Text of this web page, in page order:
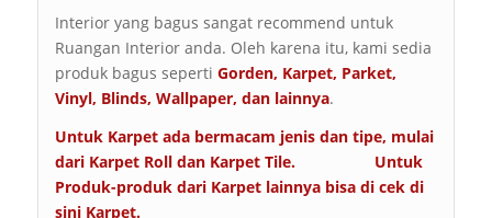
Interior yang bagus sangat recommend untuk
Ruangan Interior anda. Oleh karena itu, kami sedia
produk bagus seperti Gorden, Karpet, Parket,
Vinyl, Blinds, Wallpaper, dan lainnya.
Untuk Karpet ada bermacam jenis dan tipe, mulai
dari Karpet Roll dan Karpet Tile. Untuk
Produk-produk dari Karpet lainnya bisa di cek di
sini Karpet.